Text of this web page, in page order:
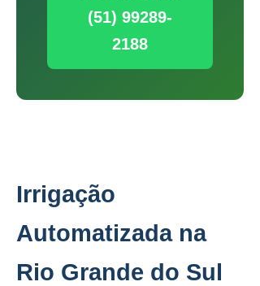
(51) 99289-
2188
Irrigação
Automatizada na
Rio Grande do Sul